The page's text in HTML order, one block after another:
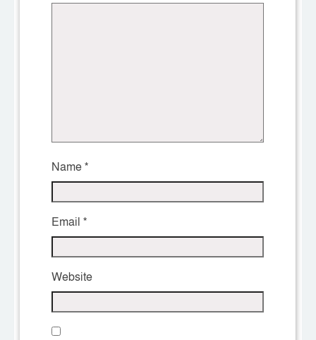
Name*
Email *
Website